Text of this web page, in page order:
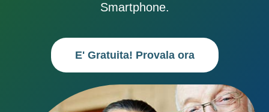
Smartphone.
E' Gratuita! Provala ora